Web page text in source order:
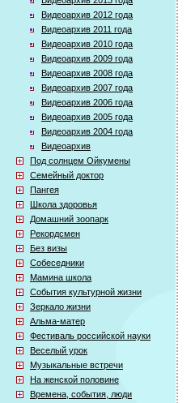
Видеоархив 2012 года
Видеоархив 2011 года
Видеоархив 2010 года
Видеоархив 2009 года
Видеоархив 2008 года
Видеоархив 2007 года
Видеоархив 2006 года
Видеоархив 2005 года
Видеоархив 2004 года
Видеоархив
Под солнцем Ойкумены
Семейный доктор
Пангея
Школа здоровья
Домашний зоопарк
Рекордсмен
Без визы
Собеседники
Мамина школа
События культурной жизни
Зеркало жизни
Альма-матер
Фестиваль российской науки
Веселый урок
Музыкальные встречи
На женской половине
Времена, события, люди